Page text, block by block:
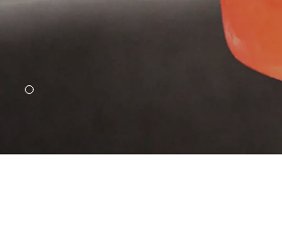
Splendide Lifestyle Spa